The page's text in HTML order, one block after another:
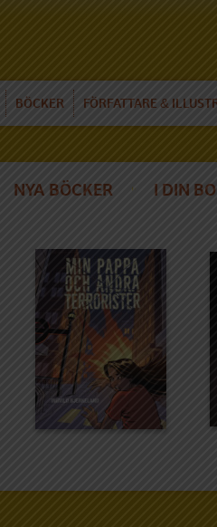
BÖCKER FÖRFATTARE &
NYA BÖCKER I DIN